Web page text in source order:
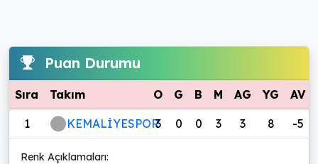
Puan Durumu
Sıra Takım O G B M AG YG AV
1 KEMALİYESPOR3 0 0 3 3 8 -5
Renk Açıklamaları: